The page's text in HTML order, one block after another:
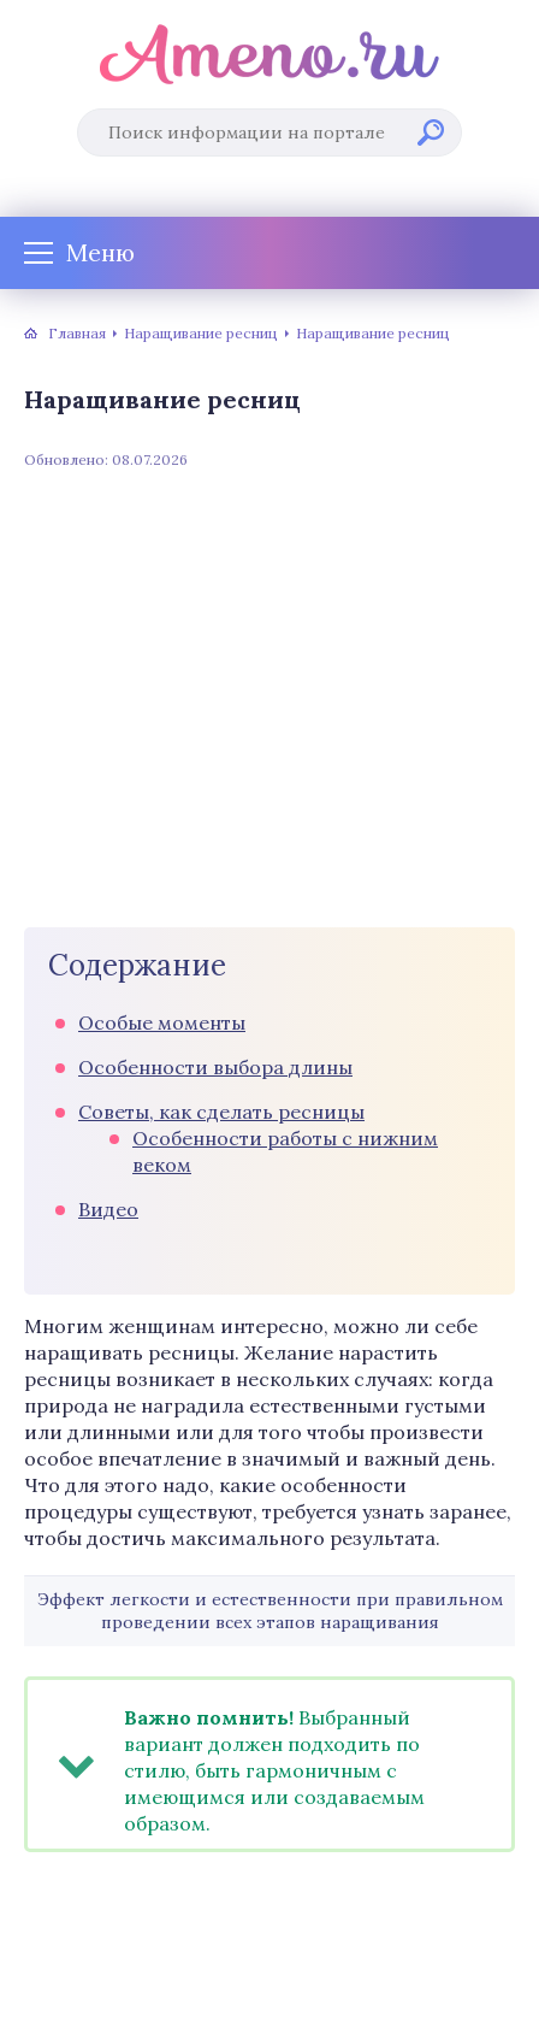
Меню
Главная Наращивание ресниц Наращивание ресниц
Наращивание ресниц
Обновлено: 08.07.2026
Содержание
Особые моменты
Особенности выбора длины
Советы, как сделать ресницы
Особенности работы с нижним
веком
Видео
Многим женщинам интересно, можно ли себе
наращивать ресницы. Желание нарастить
ресницы возникает в нескольких случаях: когда
природа не наградила естественными густыми
или длинными или для того чтобы произвести
особое впечатление в значимый и важный день.
Что для этого надо, какие особенности
процедуры существуют, требуется узнать заранее,
чтобы достичь максимального результата.
Эффект легкости и естественности при правильном
проведении всех этапов наращивания
Важно помнить! Выбранный
вариант должен подходить по
стилю, быть гармоничным с
имеющимся или создаваемым
образом.